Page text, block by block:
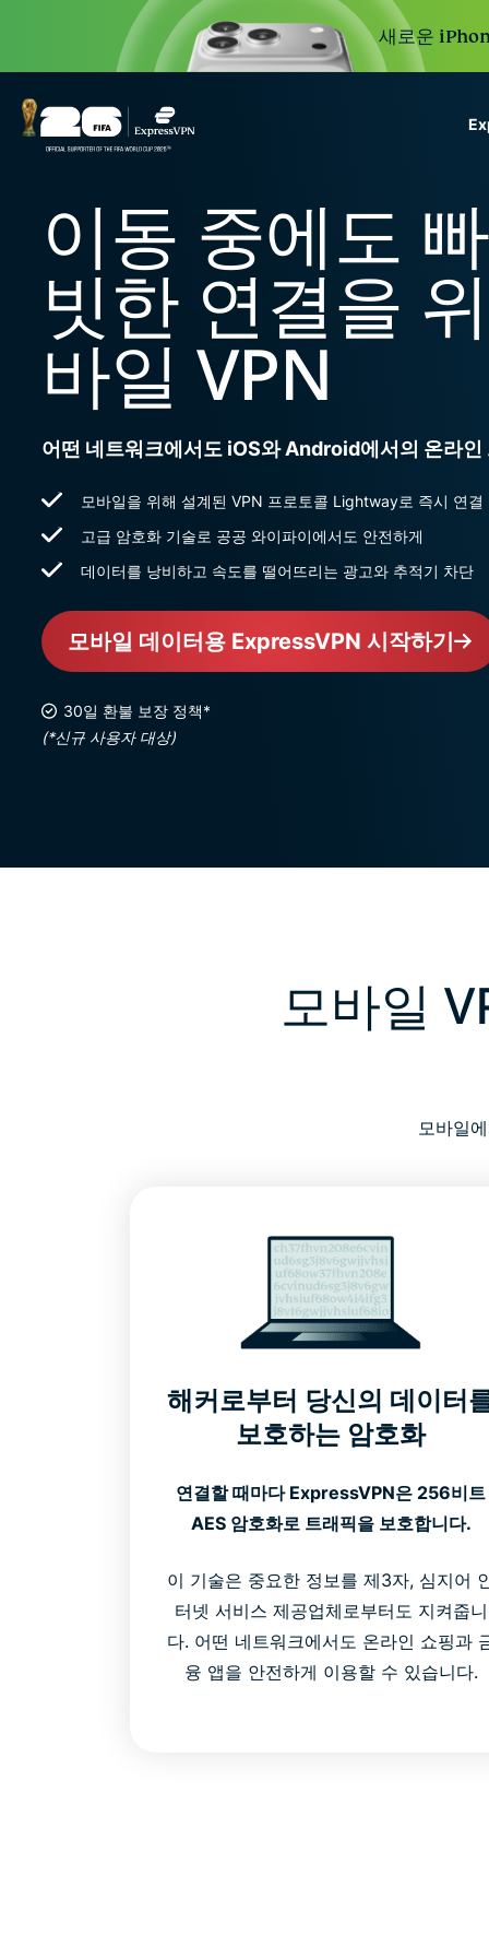
새로운
VPN protection for
to deploy, simple to
scale.
이동 중에도
빗한 연결을
바일 VPN
어떤 네트워크에서도 iOS와 Android에서의 온라
모바일을 위해 설계된 VPN 프로토콜 Lightway로 즉시 연결
고급 암호화 기술로 공공 와이파이에서도 안전하게
데이터를 낭비하고 속도를 떨어뜨리는 광고와 추적기 차단
모바일 데이터용 ExpressVPN 시작하기
30일 환불 보장 정책*
(*신규 사용자 대상)
모바일
모바일
해커로부터 당신의 데이터
보호하는 암호화
연결할 때마다 ExpressVPN은 256비트
AES 암호화로 트래픽을 보호합니다.
이 기술은 중요한 정보를 제3자, 심지어
터넷 서비스 제공업체로부터도 지켜줍니
다. 어떤 네트워크에서도 온라인 쇼핑과
융 앱을 안전하게 이용할 수 있습니다.